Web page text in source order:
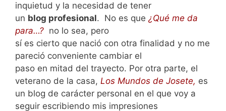
inquietud y la necesidad de tener
un blog profesional. No es que ¿Qué me da
para…? no lo sea, pero
sí es cierto que nació con otra finalidad y no me
pareció conveniente cambiar el
paso en mitad del trayecto. Por otra parte, el
veterano de la casa, Los Mundos de Josete, es
un blog de carácter personal en el que voy a
seguir escribiendo mis impresiones